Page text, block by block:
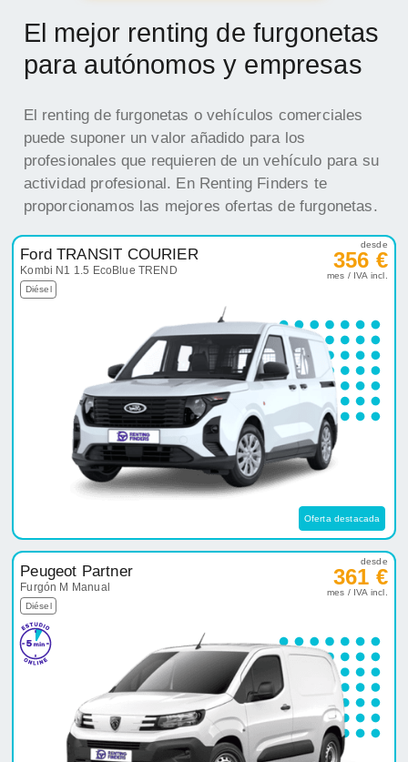
El mejor renting de furgonetas
para autónomos y empresas
El renting de furgonetas o vehículos comerciales
puede suponer un valor añadido para los
profesionales que requieren de un vehículo para su
actividad profesional. En Renting Finders te
proporcionamos las mejores ofertas de furgonetas.
Ford TRANSIT COURIER
Kombi N1 1.5 EcoBlue TREND
Diésel
desde
356 €
mes / IVA incl.
Oferta destacada
Peugeot Partner
Furgón M Manual
Diésel
desde
361 €
mes / IVA incl.